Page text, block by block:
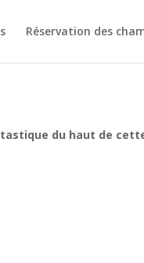
Réservation des
du haut de